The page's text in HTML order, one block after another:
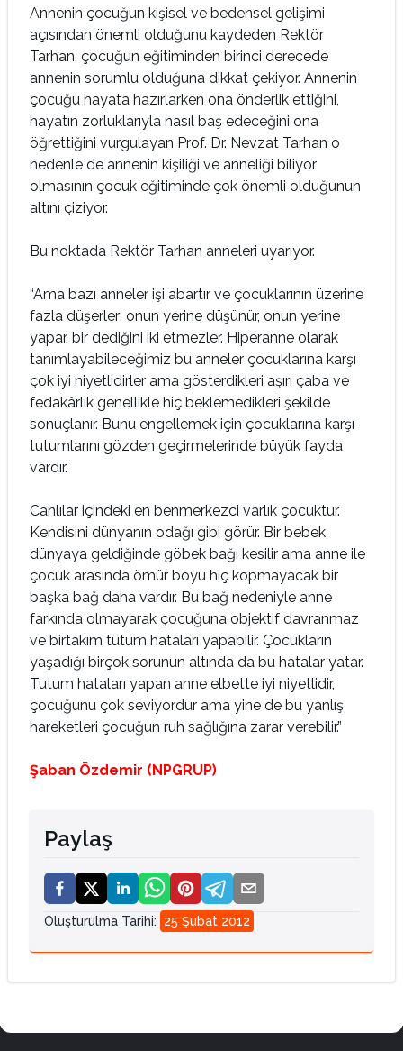
Annenin çocuğun kişisel ve bedensel gelişimi
açısından önemli olduğunu kaydeden Rektör
Tarhan, çocuğun eğitiminden birinci derecede
annenin sorumlu olduğuna dikkat çekiyor. Annenin
çocuğu hayata hazırlarken ona önderlik ettiğini,
hayatın zorluklarıyla nasıl baş edeceğini ona
öğrettiğini vurgulayan Prof. Dr. Nevzat Tarhan o
nedenle de annenin kişiliği ve anneliği biliyor
olmasının çocuk eğitiminde çok önemli olduğunun
altını çiziyor.
Bu noktada Rektör Tarhan anneleri uyarıyor.
“Ama bazı anneler işi abartır ve çocuklarının üzerine
fazla düşerler; onun yerine düşünür, onun yerine
yapar, bir dediğini iki etmezler. Hiperanne olarak
tanımlayabileceğimiz bu anneler çocuklarına karşı
çok iyi niyetlidirler ama gösterdikleri aşırı çaba ve
fedakârlık genellikle hiç beklemedikleri şekilde
sonuçlanır. Bunu engellemek için çocuklarına karşı
tutumlarını gözden geçirmelerinde büyük fayda
vardır.
Canlılar içindeki en benmerkezci varlık çocuktur.
Kendisini dünyanın odağı gibi görür. Bir bebek
dünyaya geldiğinde göbek bağı kesilir ama anne ile
çocuk arasında ömür boyu hiç kopmayacak bir
başka bağ daha vardır. Bu bağ nedeniyle anne
farkında olmayarak çocuğuna objektif davranmaz
ve birtakım tutum hataları yapabilir. Çocukların
yaşadığı birçok sorunun altında da bu hatalar yatar.
Tutum hataları yapan anne elbette iyi niyetlidir,
çocuğunu çok seviyordur ama yine de bu yanlış
hareketleri çocuğun ruh sağlığına zarar verebilir.”
Şaban Özdemir (NPGRUP)
Paylaş
Oluşturulma Tarihi: 25 Şubat 2012